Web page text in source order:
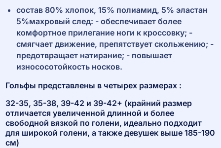
состав 80% хлопок, 15% полиамид, 5% эластан
5%махровый след: - обеспечивает более
комфортное прилегание ноги к кроссовку; -
смягчает движение, препятствует скольжению; -
предотвращает натирание; - повышает
износосотойкость носков.
Гольфы представлены в четырех размерах :
32-35, 35-38, 39-42 и 39-42+ (крайний размер
отличается увеличенной длинной и более
свободной вязкой по голени, идеально подходит
для широкой голени, а также девушек выше 185-190
см)